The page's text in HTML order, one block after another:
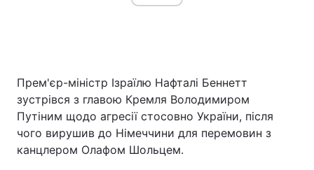
Головна Війна
Україна Політика
Економіка
Прем'єр-міністр Ізраїлю Нафталі Беннетт
зустрівся з главою Кремля Володимиром
Путіним щодо агресії стосовно України, після
чого вирушив до Німеччини для перемовин з
канцлером Олафом Шольцем.